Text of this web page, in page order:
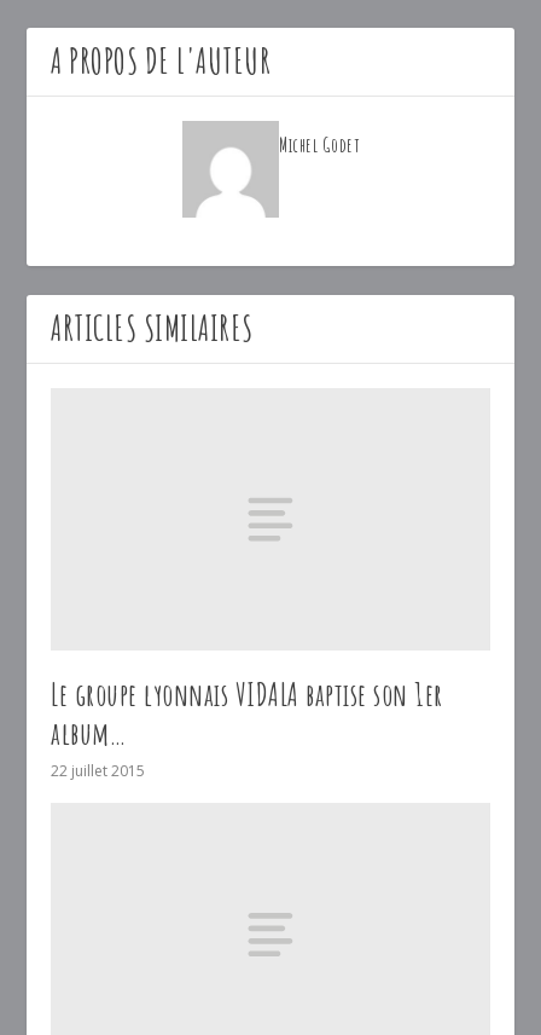
A PROPOS DE L'AUTEUR
Michel Godet
ARTICLES SIMILAIRES
Le groupe lyonnais VIDALA baptise son 1er
album…
22 juillet 2015